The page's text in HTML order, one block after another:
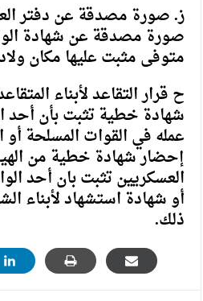
ز. صورة مصدقة عن دفتر
صورة مصدقة عن شهادة
متوفى مثبت عليها مكان
ح قرار التقاعد لأبناء
شهادة خطية تثبت بأن أحد
عمله في القوات المسلحة أو
إحضار شهادة خطية من
العسكريين تثبت بان أحد
أو شهادة استشهاد لأبناء
ذلك.